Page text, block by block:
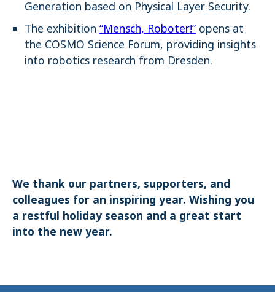
Generation based on Physical Layer Security.
The exhibition “Mensch, Roboter!” opens at
the COSMO Science Forum, providing insights
into robotics research from Dresden.
We thank our partners, supporters, and
colleagues for an inspiring year. Wishing you
a restful holiday season and a great start
into the new year.